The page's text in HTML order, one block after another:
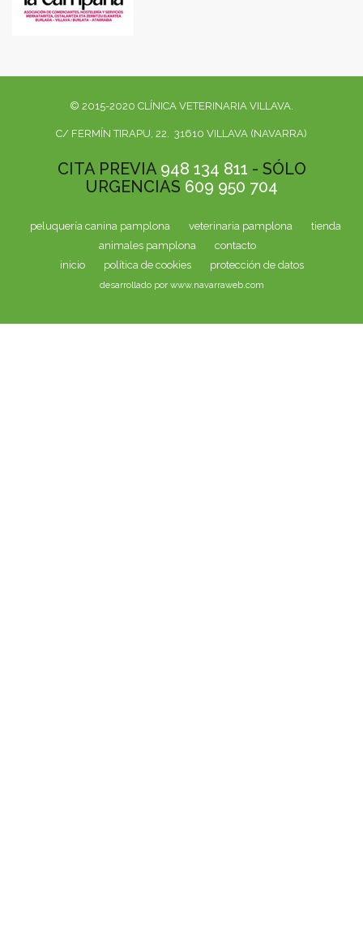
© 2015-2020 CLÍNICA VETERINARIA VILLAVA.
C/ FERMÍN TIRAPU, 22. 31610 VILLAVA (NAVARRA)
CITA PREVIA 948 134 811 - SÓLO
URGENCIAS 609 950 704
peluquería canina pamplona veterinaria pamplona
tienda
animales pamplona
contacto
inicio
política de cookies protección de datos
desarrollado por www.navarraweb.com